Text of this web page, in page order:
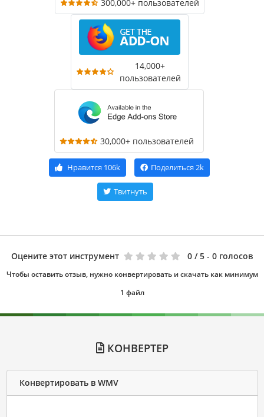
300,000+ пользователей
14,000+
пользователей
30,000+ пользователей
Нравится 106k Поделиться 2k
Твитнуть
Оцените этот инструмент 0 / 5 - 0 голосов
Чтобы оставить отзыв, нужно конвертировать и скачать как минимум
1 файл
КОНВЕРТЕР
Конвертировать в WMV